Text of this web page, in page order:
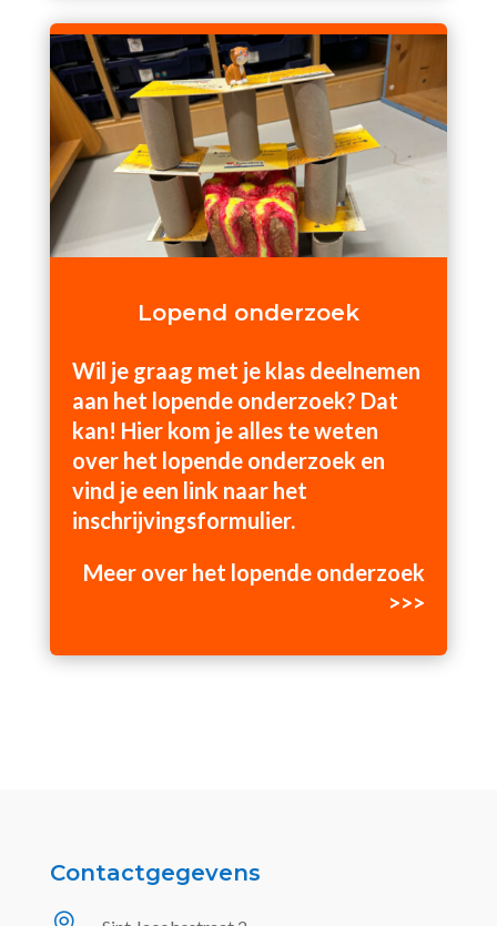
Lopend onderzoek
Wil je graag met je klas deelnemen
aan het lopende onderzoek? Dat
kan! Hier kom je alles te weten
over het lopende onderzoek en
vind je een link naar het
inschrijvingsformulier.
Meer over het lopende onderzoek
>>>
Contactgegevens